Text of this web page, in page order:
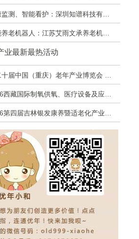
测、智能看护：深圳知谱科技有限公司
老机器人：江苏艾雨文承养老机器人有限公司
业最新最热活动
国（重庆）老年产业博览会 暨第二届西部银发经济高质量发展合作交流活动
藏国际制氧供氧、医疗设备及应急救援设备展览会
四届吉林银发康养暨适老化产业博览会